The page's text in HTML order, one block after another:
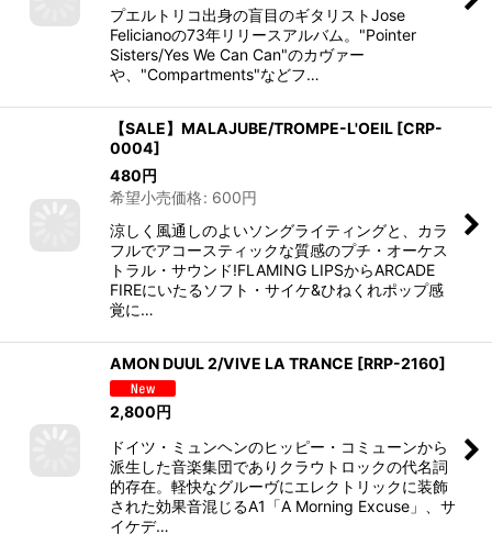
プエルトリコ出身の盲目のギタリストJose
Felicianoの73年リリースアルバム。"Pointer
Sisters/Yes We Can Can"のカヴァー
や、"Compartments"などフ…
【SALE】MALAJUBE/TROMPE-L'OEIL [CRP-
0004]
480 円
希望小売価格: 600円
涼しく風通しのよいソングライティングと、カラ
フルでアコースティックな質感のプチ・オーケス
トラル・サウンド!FLAMING LIPSからARCADE
FIREにいたるソフト・サイケ&ひねくれポップ感
覚に…
AMON DUUL 2/VIVE LA TRANCE [RRP-2160]
2,800円
ドイツ・ミュンヘンのヒッピー・コミューンから
派生した音楽集団でありクラウトロックの代名詞
的存在。軽快なグルーヴにエレクトリックに装飾
された効果音混じるA1「A Morning Excuse」、サ
イケデ…